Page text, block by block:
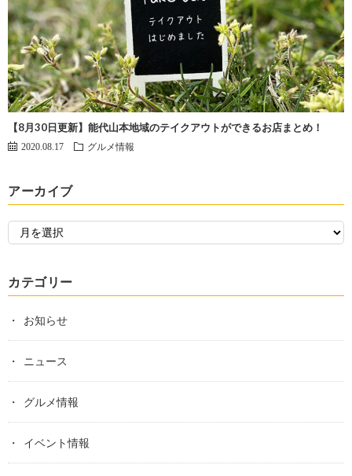
【8月30日更新】能代山本地域のテイクアウトができるお店まとめ！
2020.08.17 グルメ情報
アーカイブ
カテゴリー
お知らせ
ニュース
グルメ情報
イベント情報